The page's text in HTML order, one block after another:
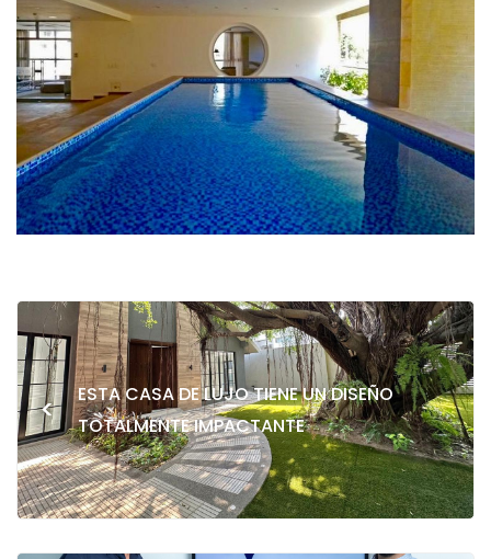
<
ESTA CASA DE LUJO TIENE UN DISEÑO
TOTALMENTE IMPACTANTE